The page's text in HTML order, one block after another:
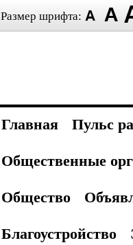
Размер шрифта:
Главная Пульс
Общественные
Общество
Благоустройство